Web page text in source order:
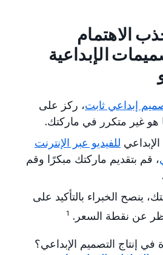
الاهتمام
الإبداعية
إبداعي ثابت، ركز على
هو غير متكرر في ماركتك.
للفيديو عبر الإنترنت
، قم بتقديم ماركتك مبكرًا وقم
ينصح الخبراء بالتأكيد على
عن نقطة السعر.
1
إنتاج التصميم الإبداعي؟